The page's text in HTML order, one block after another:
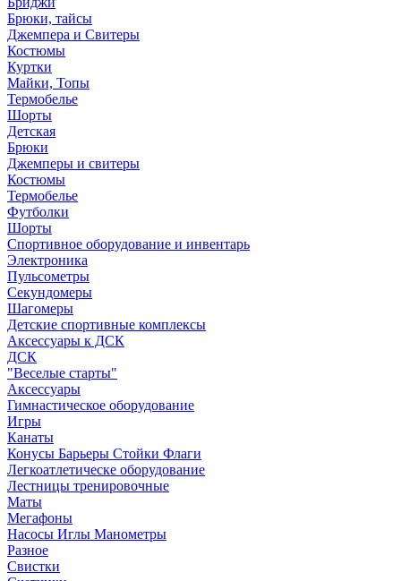
Брюки, тайсы
Джемпера и Свитеры
Костюмы
Куртки
Майки, Топы
Термобелье
Шорты
Детская
Брюки
Джемперы и свитеры
Костюмы
Термобелье
Футболки
Шорты
Спортивное оборудование и инвентарь
Электроника
Пульсометры
Секундомеры
Шагомеры
Детские спортивные комплексы
Аксессуары к ДСК
ДСК
"Веселые старты"
Аксессуары
Гимнастическое оборудование
Игры
Канаты
Конусы Барьеры Стойки Флаги
Легкоатлетическе оборудование
Лестницы тренировочные
Маты
Мегафоны
Насосы Иглы Манометры
Разное
Свистки